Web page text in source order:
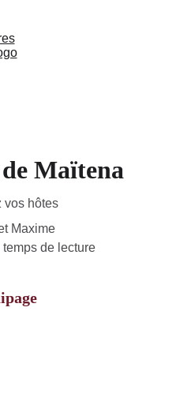
Maïtena
vos hôtes
Maxime
temps de lecture